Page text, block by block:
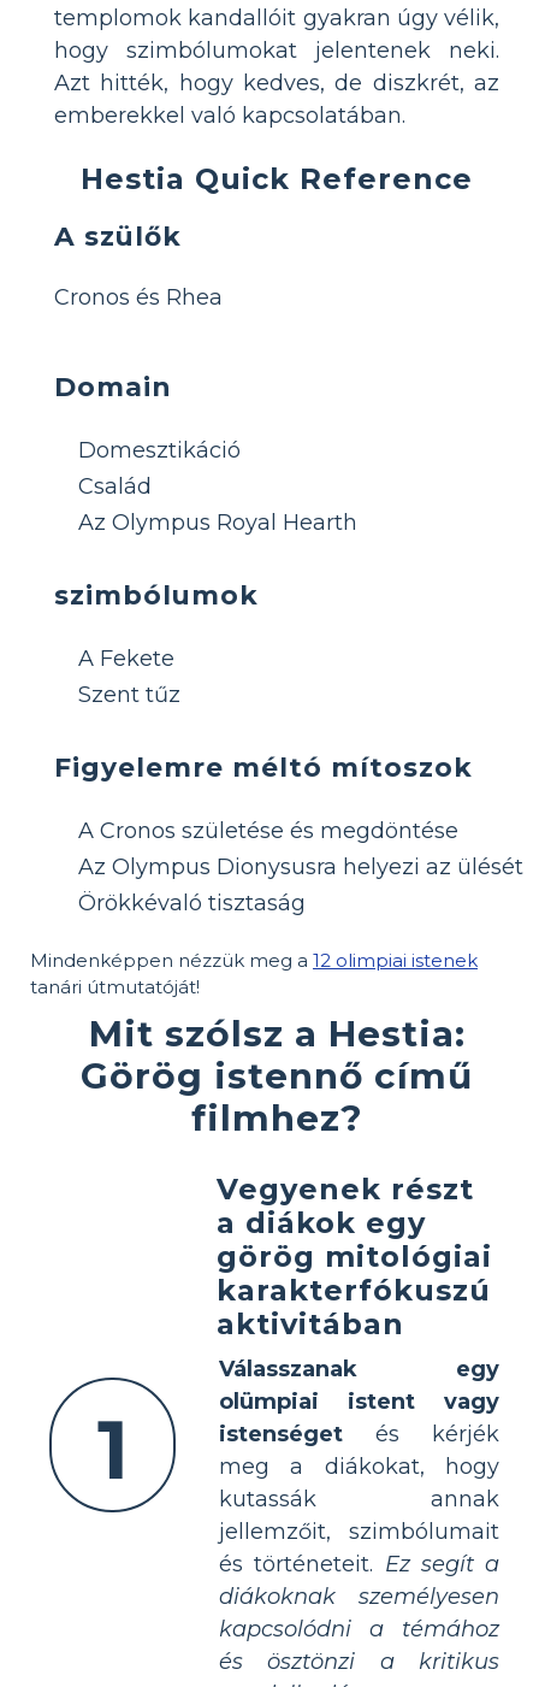
templomok kandallóit gyakran úgy vélik,
hogy szimbólumokat jelentenek neki.
Azt hitték, hogy kedves, de diszkrét, az
emberekkel való kapcsolatában.
Hestia Quick Reference
A szülők
Cronos és Rhea
Domain
Domesztikáció
Család
Az Olympus Royal Hearth
szimbólumok
A Fekete
Szent tűz
Figyelemre méltó mítoszok
A Cronos születése és megdöntése
Az Olympus Dionysusra helyezi az ülését
Örökkévaló tisztaság
Mindenképpen nézzük meg a 12 olimpiai istenek
tanári útmutatóját!
Mit szólsz a Hestia:
Görög istennő című
filmhez?
1
Vegyenek részt
a diákok egy
görög mitológiai
karakterfókuszú
aktivitában
Válasszanak egy
olümpiai istent vagy
istenséget és kérjék
meg a diákokat, hogy
kutassák annak
jellemzőit, szimbólumait
és történeteit. Ez segít a
diákoknak személyesen
kapcsolódni a témához
és ösztönzi a kritikus